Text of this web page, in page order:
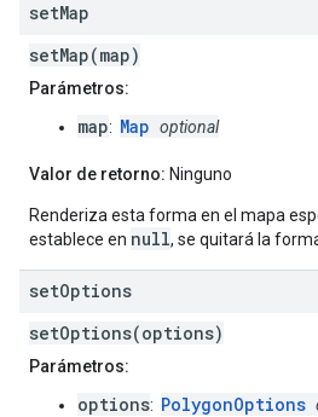
setMap
setMap(map)
Parámetros:
map: Map optional
Valor de retorno: Ninguno
Renderiza esta forma en el mapa
establece en null, se quitará la
setOptions
setOptions(options)
Parámetros:
options: PolygonOptions